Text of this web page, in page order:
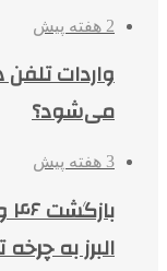
2 هفته پیش
واردات
می‌شود؟
3 هفته پیش
البرز به چرخه